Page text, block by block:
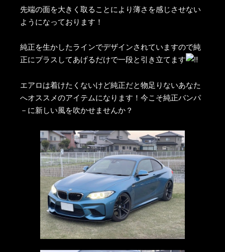
先端の面を大きく取ることにより薄さを感じさせない
ようになっております！
純正を生かしたラインでデザインされていますので純
正にプラスしてあげるだけで一段と引き立てます
エアロは着けたくないけど純正だと物足りないあなた
へオススメのアイテムになります！今こそ純正バンパ
－に新しい風を吹かせませんか？